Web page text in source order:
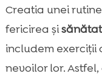
Creatia unei
fericirea și
includem exerciții
nevoilor lor.